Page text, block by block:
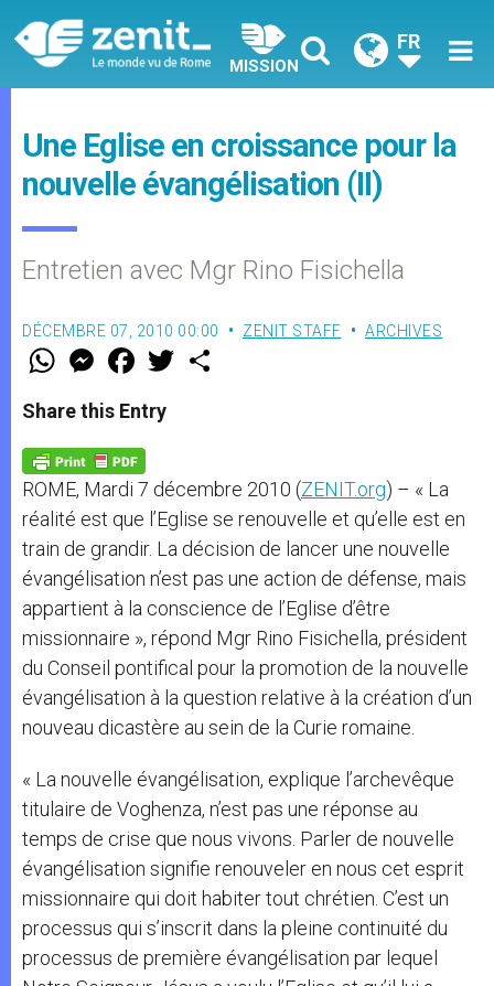
MISSION
FR
Une Eglise en croissance pour la
nouvelle évangélisation (II)
Entretien avec Mgr Rino Fisichella
DÉCEMBRE 07, 2010 00:00 ZENIT STAFF ARCHIVES
W
t
s
p
p
M
e
s
e
g
e
r
F
a
e
b
o
k
w
Share this Entry
ROME, Mardi 7 décembre 2010 (ZENIT.org) – « La
réalité est que l’Eglise se renouvelle et qu’elle est en
train de grandir. La décision de lancer une nouvelle
évangélisation n’est pas une action de défense, mais
appartient à la conscience de l’Eglise d’être
missionnaire », répond Mgr Rino Fisichella, président
du Conseil pontifical pour la promotion de la nouvelle
évangélisation à la question relative à la création d’un
nouveau dicastère au sein de la Curie romaine.
« La nouvelle évangélisation, explique l’archevêque
titulaire de Voghenza, n’est pas une réponse au
temps de crise que nous vivons. Parler de nouvelle
évangélisation signifie renouveler en nous cet esprit
missionnaire qui doit habiter tout chrétien. C’est un
processus qui s’inscrit dans la pleine continuité du
processus de première évangélisation par lequel